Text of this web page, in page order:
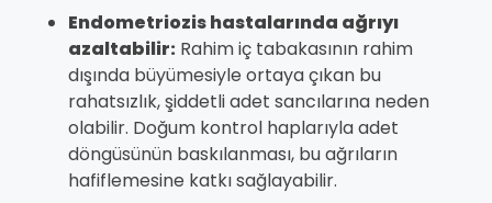
Endometriozis hastalarında ağrıyı
azaltabilir: Rahim iç tabakasının rahim
dışında büyümesiyle ortaya çıkan bu
rahatsızlık, şiddetli adet sancılarına neden
olabilir. Doğum kontrol haplarıyla adet
döngüsünün baskılanması, bu ağrıların
hafiflemesine katkı sağlayabilir.